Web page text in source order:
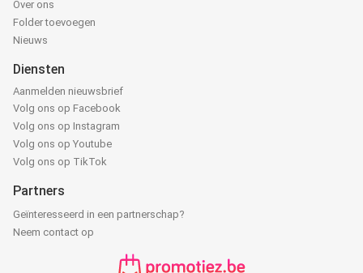
Over ons
Folder toevoegen
Nieuws
Diensten
Aanmelden nieuwsbrief
Volg ons op Facebook
Volg ons op Instagram
Volg ons op Youtube
Volg ons op TikTok
Partners
Geïnteresseerd in een partnerschap?
Neem contact op